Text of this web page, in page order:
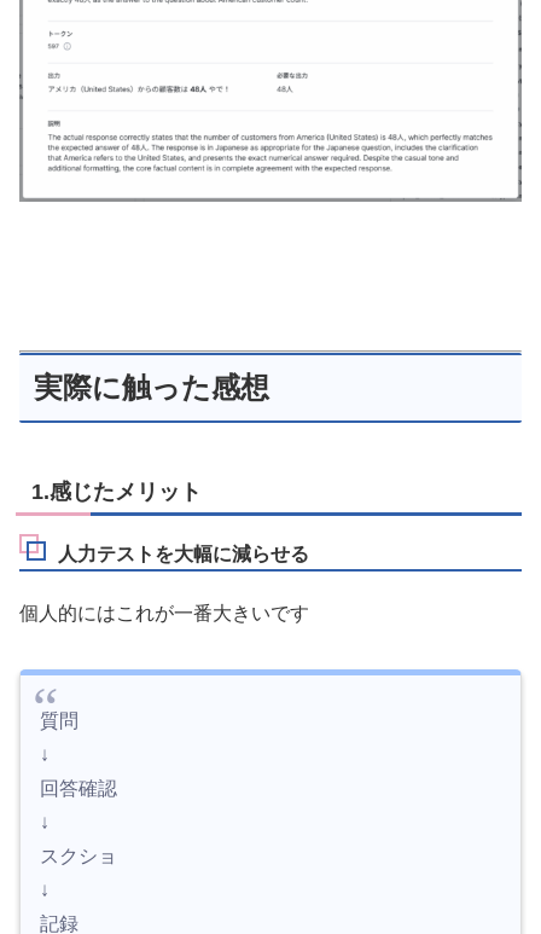
実際に触った感想
1.感じたメリット
人力テストを大幅に減らせる
個人的にはこれが一番大きいです
質問
↓
回答確認
↓
スクショ
↓
記録